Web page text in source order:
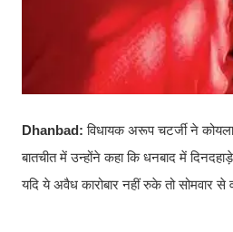
Dhanbad:विधायक अरूप चटर्जी ने
बातचीत में उन्होंने कहा कि धनबाद में
यदि ये अवैध कारोबार नहीं रुके तो